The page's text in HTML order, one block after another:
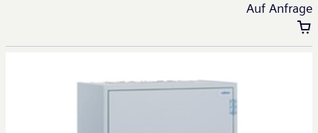
Auf Anfrage